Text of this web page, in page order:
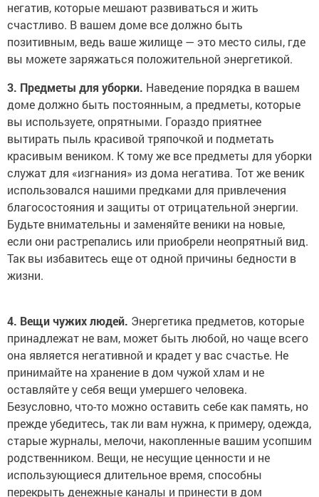
негатив, которые мешают развиваться и жить
счастливо. В вашем доме все должно быть
позитивным, ведь ваше жилище — это место силы, где
вы можете заряжаться положительной энергетикой.
3. Предметы для уборки. Наведение порядка в вашем
доме должно быть постоянным, а предметы, которые
вы используете, опрятными. Гораздо приятнее
вытирать пыль красивой тряпочкой и подметать
красивым веником. К тому же все предметы для уборки
служат для «изгнания» из дома негатива. Тот же веник
использовался нашими предками для привлечения
благосостояния и защиты от отрицательной энергии.
Будьте внимательны и заменяйте веники на новые,
если они растрепались или приобрели неопрятный вид.
Так вы избавитесь еще от одной причины бедности в
жизни.
4. Вещи чужих людей. Энергетика предметов, которые
принадлежат не вам, может быть любой, но чаще всего
она является негативной и крадет у вас счастье. Не
принимайте на хранение в дом чужой хлам и не
оставляйте у себя вещи умершего человека.
Безусловно, что-то можно оставить себе как память, но
прежде убедитесь, так ли вам нужна, к примеру, одежда,
старые журналы, мелочи, накопленные вашим усопшим
родственником. Вещи, не несущие ценности и не
использующиеся длительное время, способны
перекрыть денежные каналы и принести в дом